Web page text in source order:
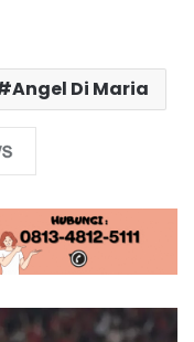
Angel Di Maria